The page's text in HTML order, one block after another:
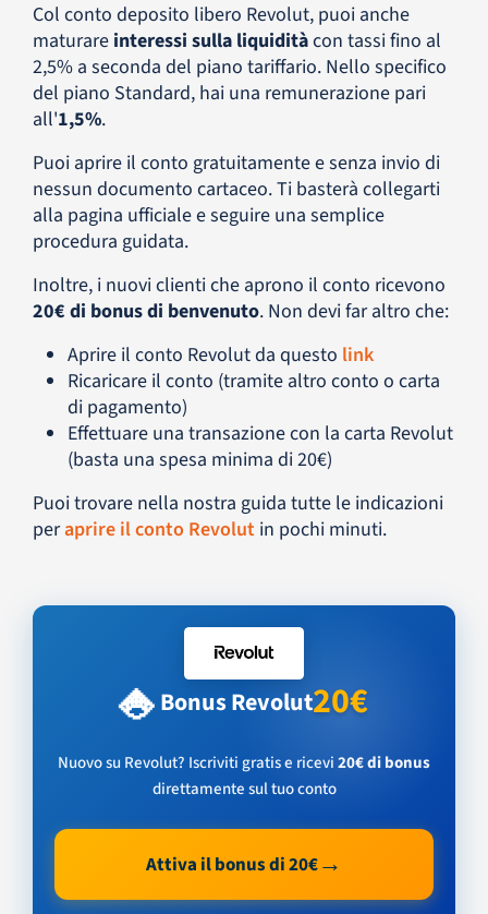
Col conto deposito libero Revolut, puoi anche
maturare interessi sulla liquiditàcon tassi fino al
2,5% a seconda del piano tariffario. Nello specifico
del piano Standard, hai una remunerazione pari
all'1,5%.
Puoi aprire il conto gratuitamente e senza invio di
nessun documento cartaceo. Ti basterà collegarti
alla pagina ufficiale e seguire una semplice
procedura guidata.
Inoltre, i nuovi clienti che aprono il conto ricevono
20€ di bonus di benvenuto. Non devi far altro che:
Aprire il conto Revolut da questo link
Ricaricare il conto (tramite altro conto o carta
di pagamento)
Effettuare una transazione con la carta Revolut
(basta una spesa minima di 20€)
Puoi trovare nella nostra guida tutte le indicazioni
peraprire il conto Revolut in pochi minuti.
💎Bonus Revolut20€
Nuovo su Revolut? Iscriviti gratis e ricevi20€ di bonus
direttamente sul tuo conto
Attiva il bonus di 20€→